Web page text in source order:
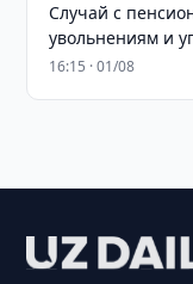
Случай с
увольнениям и
16:15 · 01/08